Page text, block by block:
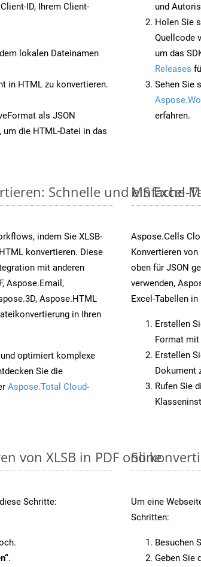
ID, Ihrem Client-
lokalen Dateinamen
in HTML zu konvertieren.
als JSON
um die HTML-Datei in das
und
Holen Sie
Quellcode
um das
Releases
Sehen Sie
erfahren.
Schnelle und einfache
indem Sie XLSB-
konvertieren. Diese
mit anderen
Aspose.Email,
Aspose.HTML
in Ihren
optimiert komplexe
Sie die
Aspose.Total Cloud-
MS Excel-
Aspose.Cells
Konvertieren
oben für JSON
verwenden,
Excel-Tabellen in
Erstellen
Format mit
Erstellen
Dokument
Rufen Sie
von XLSB in PDF online
Schritte:
.
So
Um eine
Schritten:
Besuchen
Geben Sie